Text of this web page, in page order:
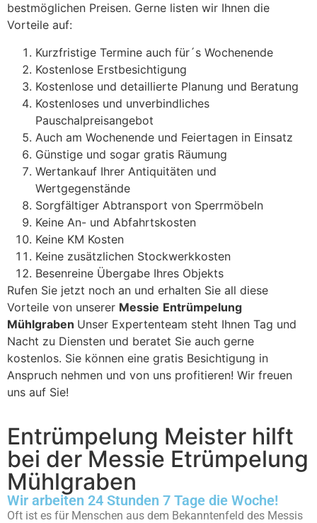
bestmöglichen Preisen. Gerne listen wir Ihnen die
Vorteile auf:
Kurzfristige Termine auch für´s Wochenende
Kostenlose Erstbesichtigung
Kostenlose und detaillierte Planung und Beratung
Kostenloses und unverbindliches
Pauschalpreisangebot
Auch am Wochenende und Feiertagen in Einsatz
Günstige und sogar gratis Räumung
Wertankauf Ihrer Antiquitäten und
Wertgegenstände
Sorgfältiger Abtransport von Sperrmöbeln
Keine An- und Abfahrtskosten
Keine KM Kosten
Keine zusätzlichen Stockwerkkosten
Besenreine Übergabe Ihres Objekts
Rufen Sie jetzt noch an und erhalten Sie all diese
Vorteile von unserer Messie Entrümpelung
Mühlgraben Unser Expertenteam steht Ihnen Tag und
Nacht zu Diensten und beratet Sie auch gerne
kostenlos. Sie können eine gratis Besichtigung in
Anspruch nehmen und von uns profitieren! Wir freuen
uns auf Sie!
Entrümpelung Meister hilft
bei der Messie Etrümpelung
Mühlgraben
Wir arbeiten 24 Stunden 7 Tage die Woche!
Oft ist es für Menschen aus dem Bekanntenfeld des Messis